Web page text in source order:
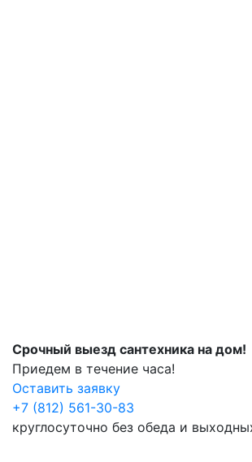
Срочный выезд сантехника на дом!
Приедем в течение часа!
Оставить заявку
+7 (812) 561-30-83
круглосуточно без обеда и